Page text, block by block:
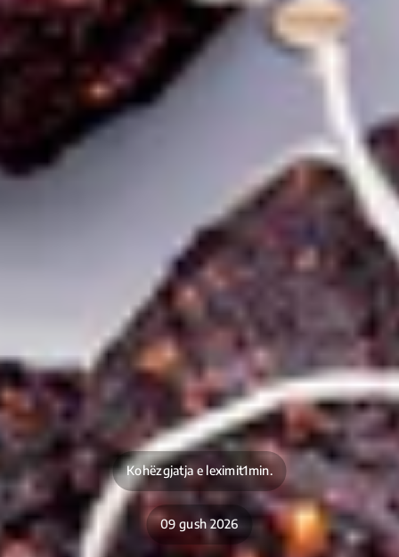
Kohëzgjatja e leximit1min.
09 gush 2026